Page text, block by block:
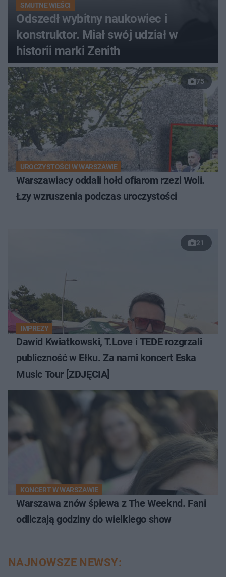
SMUTNE WIEŚCI
Odszedł wybitny naukowiec i
konstruktor. Miał swój udział w
historii marki Zenith
75
UROCZYSTOŚCI W WARSZAWIE
Warszawiacy oddali hołd ofiarom rzezi Woli.
Łzy wzruszenia podczas uroczystości
21
IMPREZY
Dawid Kwiatkowski, T.Love i TEDE rozgrzali
publiczność w Ełku. Za nami koncert Eska
Music Tour [ZDJĘCIA]
KONCERT W WARSZAWIE
Warszawa znów śpiewa z The Weeknd. Fani
odliczają godziny do wielkiego show
NAJNOWSZE NEWSY: